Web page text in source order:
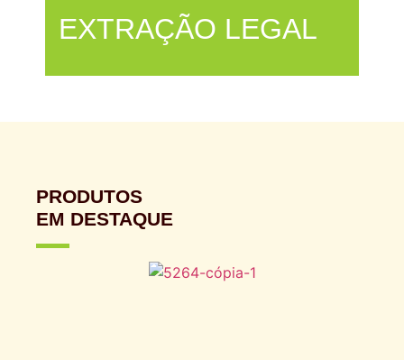
EXTRAÇÃO LEGAL
PRODUTOS
EM DESTAQUE